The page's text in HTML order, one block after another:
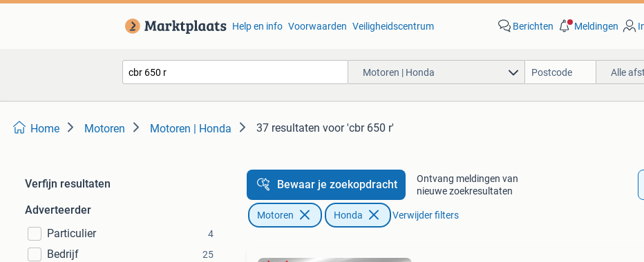
Help en info Voorwaarden Veiligheidscentrum Berichten Meldingen
Motoren | Honda Alle
Home Motoren Motoren | Honda 37 resultaten voor 'cbr 650 r'
Verfijn resultaten
Adverteerder
Particulier
4
Bedrijf 25
Bewaar je zoekopdracht
Ontvang meldingen van
nieuwe zoekresultaten
Motoren Honda Verwijder filters